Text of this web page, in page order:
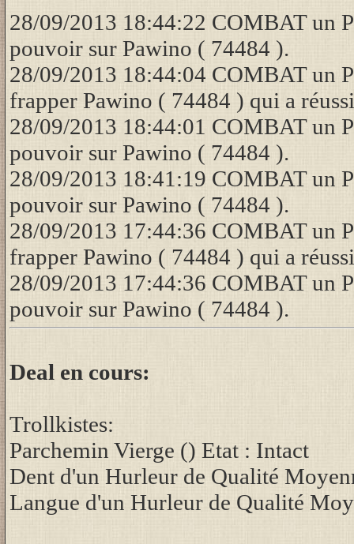
28/09/2013 18:44:22 COMBAT un
pouvoir sur Pawino ( 74484 ).
28/09/2013 18:44:04 COMBAT un
frapper Pawino ( 74484 ) qui a
28/09/2013 18:44:01 COMBAT un
pouvoir sur Pawino ( 74484 ).
28/09/2013 18:41:19 COMBAT un
pouvoir sur Pawino ( 74484 ).
28/09/2013 17:44:36 COMBAT un
frapper Pawino ( 74484 ) qui a
28/09/2013 17:44:36 COMBAT un
pouvoir sur Pawino ( 74484 ).
Deal en cours:
Trollkistes:
Parchemin Vierge () Etat : Intact
Dent d'un Hurleur de Qualité
Langue d'un Hurleur de Qualité